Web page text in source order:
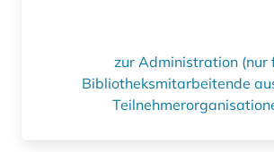
zur Administration (nur
Bibliotheksmitarbeitende